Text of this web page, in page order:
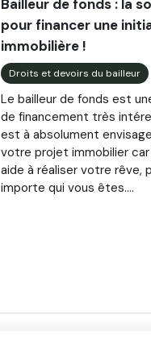
Bailleur de fonds : la
pour financer une
immobilière !
Droits et devoirs du bailleur
Le bailleur de fonds est
de financement très
est à absolument
votre projet immobilier car
aide à réaliser votre rêve,
importe qui vous êtes....